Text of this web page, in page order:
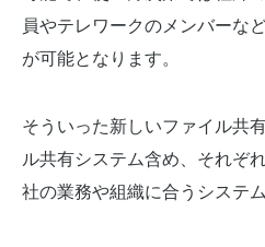
員やテレワークのメンバーな
が可能となります。
そういった新しいファイル共
ル共有システム含め、それぞ
社の業務や組織に合うシステ